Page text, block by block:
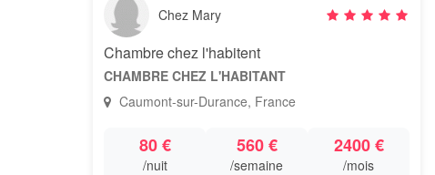
Chez Mary
Chambre chez l'habitent
CHAMBRE CHEZ L'HABITANT
Caumont-sur-Durance, France
80 €
/nuit
560 €
/semaine
2400 €
/mois